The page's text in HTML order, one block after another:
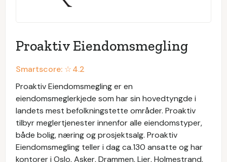
Proaktiv Eiendomsmegling
Smartscore: ☆4.2
Proaktiv Eiendomsmegling er en
eiendomsmeglerkjede som har sin hovedtyngde i
landets mest befolkningstette områder. Proaktiv
tilbyr meglertjenester innenfor alle eiendomstyper,
både bolig, næring og prosjektsalg. Proaktiv
Eiendomsmegling teller i dag ca.130 ansatte og har
kontorer i Oslo, Asker, Drammen, Lier, Holmestrand,